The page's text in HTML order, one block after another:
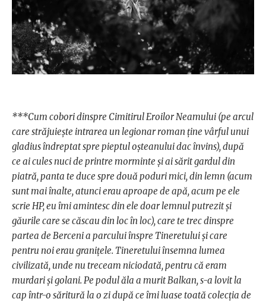
***Cum cobori dinspre Cimitirul Eroilor Neamului (pe arcul
care străjuiește intrarea un legionar roman ține vârful unui
gladius îndreptat spre pieptul oșteanului dac învins), după
ce ai cules nuci de printre morminte și ai sărit gardul din
piatră, panta te duce spre două poduri mici, din lemn (acum
sunt mai înalte, atunci erau aproape de apă, acum pe ele
scrie HP, eu îmi amintesc din ele doar lemnul putrezit și
găurile care se căscau din loc în loc), care te trec dinspre
partea de Berceni a parcului înspre Tineretului și care
pentru noi erau granițele. Tineretului însemna lumea
civilizată, unde nu treceam niciodată, pentru că eram
murdari și golani. Pe podul ăla a murit Balkan, s-a lovit la
cap într-o săritură la o zi după ce îmi luase toată colecția de